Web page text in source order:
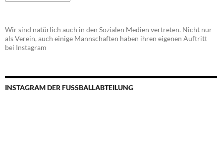
Wir sind natürlich auch in den Sozialen Medien vertreten. Nicht nur
als Verein, auch einige Mannschaften haben ihren eigenen Auftritt
bei Instagram
INSTAGRAM DER FUSSBALLABTEILUNG